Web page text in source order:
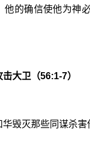
他的确信使他为神
大卫（56:1-7）
毁灭那些同谋杀害